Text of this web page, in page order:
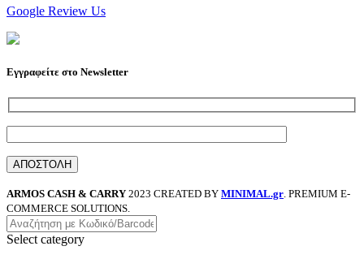
Google Review Us
Εγγραφείτε στο Newsletter
ARMOS CASH & CARRY 2023 CREATED BY MINIMAL.gr. PREMIUM E-
COMMERCE SOLUTIONS.
Select category